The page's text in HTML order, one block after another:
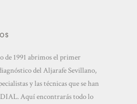
de 1991 abrimos el primer
del Aljarafe Sevillano,
y las técnicas que se han
Aquí encontrarás todo lo